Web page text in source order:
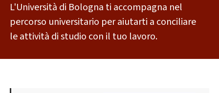
L'Università di Bologna ti accompagna nel
percorso universitario per aiutarti a conciliare
le attività di studio con il tuo lavoro.